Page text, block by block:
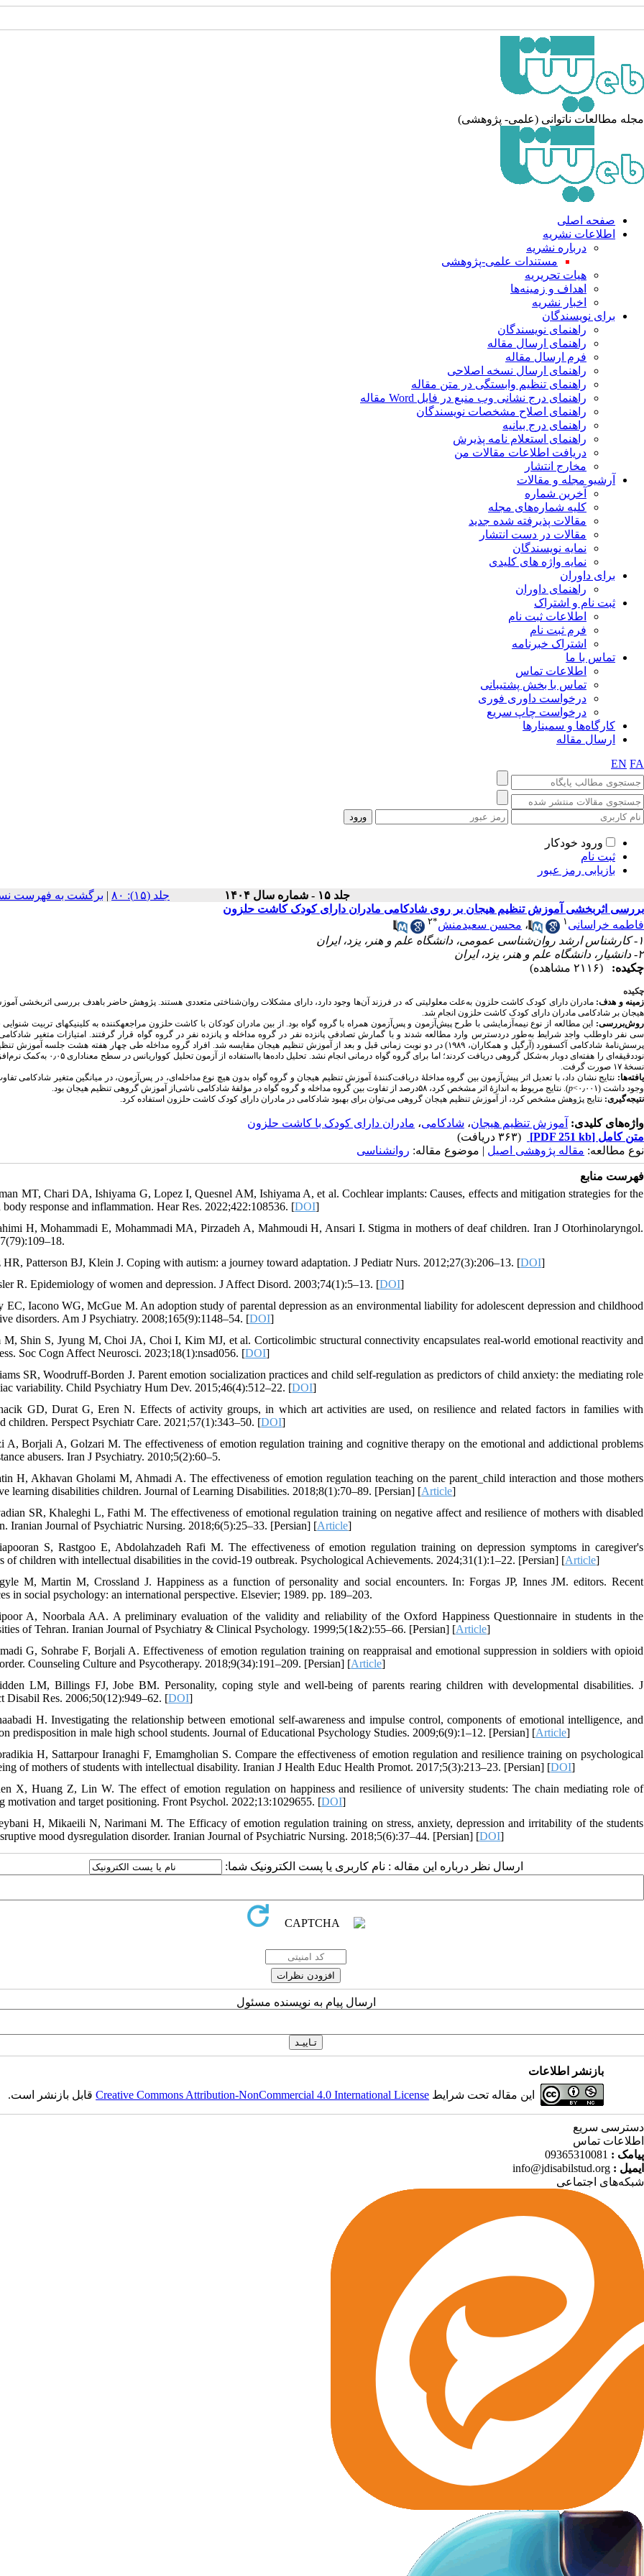
مجله مطالعات ناتوانی (علمی- پژوهشی)
صفحه اصلی
اطلاعات نشریه
درباره نشریه
مستندات علمی-پژوهشی
هیات تحریریه
اهداف و زمینه‌ها
اخبار نشریه
برای نویسندگان
راهنمای نویسندگان
راهنمای ارسال مقاله
فرم ارسال مقاله
راهنمای ارسال نسخه اصلاحی
راهنمای تنظیم وابستگی در متن مقاله
راهنمای درج نشانی وب منبع در فایل Word مقاله
راهنمای اصلاح مشخصات نویسندگان
راهنمای درج بیانیه
راهنمای استعلام نامه پذیرش
دریافت اطلاعات مقالات من
مخارج انتشار
آرشیو مجله و مقالات
آخرین شماره
کلیه شماره‌های مجله
مقالات پذیرفته شده جدید
مقالات در دست انتشار
نمایه نویسندگان
نمایه واژه های کلیدی
برای داوران
راهنمای داوران
ثبت نام و اشتراک
اطلاعات ثبت نام
فرم ثبت نام
اشتراک خبرنامه
تماس با ما
اطلاعات تماس
تماس با بخش پشتیبانی
درخواست داوری فوری
درخواست چاپ سریع
کارگاه‌ها و سمینارها
ارسال مقاله
EN FA
ورود خودکار
ثبت نام
بازیابی رمز عبور
جلد ۱۵ - شماره سال ۱۴۰۴ ‫جلد (۱۵): ۸۰ | برگشت به فهرست
بررسی اثربخشی آموزش تنظیم هیجان بر روی شادکامی مادران دارای کودک کاشت حلزون
فاطمه خراسانی ۱ ، محسن سعیدمنش*۲
۱- کارشناس ارشد روان‌شناسی عمومی، دانشگاه علم و هنر، یزد، ایران
۲- دانشیار، دانشگاه علم و هنر، یزد، ایران
چکیده:
(۲۱۱۶ مشاهده)
چکیده
زمینه و هدف: مادران دارای کودک کاشت حلزون به‌علت معلولیتی که در فرزند آن‌ها وجود دارد، دارای مشکلات روان‌شناختی متعددی هستند. پژوهش حاضر باهدف بررسی اثربخشی
هیجان بر شادکامی مادران دارای کودک کاشت حلزون انجام شد.
روش‌بررسی: این مطالعه از نوع نیمه‌آزمایشی با طرح پیش‌آزمون و پس‌آزمون همراه با گروه گواه بود. از بین مادران کودکان با کاشت حلزون مراجعه‏کننده به کلینیک‏های تربیت
سی نفر داوطلب واجد شرایط به‌طور دردسترس وارد مطالعه شدند و با گمارش تصادفی پانزده نفر در گروه مداخله و پانزده نفر در گروه گواه قرار گرفتند. امتیازات متغیر
پرسش‌نامهٔ شادکامی آکسفورد (آرگیل و همکاران، ۱۹۸۹) در دو نوبت زمانی قبل و بعد از آموزش تنظیم هیجان مقایسه شد.
افراد گروه مداخله طی چهار هفته هشت جلسه آموزش
نوددقیقه‌ای را هفته‌ای دوبار به‌شکل گروهی دریافت کردند؛ اما برای گروه گواه درمانی انجام نشد.
تحلیل داده‌ها بااستفاده از آزمون تحلیل کوواریانس در سطح معناداری ۰٫۰۵ به‌کمک
نسخۀ ۱۷ صورت گرفت.
یافته‌ها: نتایج نشان داد، با تعدیل اثر پیش‌آزمون بین گروه مداخلهٔ دریافت‌کنندهٔ آموزش تنظیم هیجان و گروه گواه بدون هیچ نوع مداخله‌ای، در پس‌آزمون، در میانگین متغیر شادکامی
وجود داشت (۰٫۰۰۱>
p). نتایج مربوط به اندازهٔ اثر مشخص کرد، ۵۸درصد از تفاوت بین گروه مداخله و گروه گواه در مؤلفهٔ شادکامی ناشی‌از آموزش گروهی تنظیم هیجان بود.
نتیجه‌گیری: نتایج پژوهش مشخص کرد، از آموزش تنظیم هیجان گروهی می‌توان برای بهبود شادکامی در مادران دارای کودک کاشت حلزون استفاده کرد.
واژه‌های کلیدی: آموزش تنظیم هیجان، شادکامی، مادران دارای کودک با کاشت حلزون
متن کامل [PDF 251 kb]
(۳۶۳ دریافت)
نوع مطالعه: مقاله پژوهشی اصیل | موضوع مقاله: روانشناسی
فهرست منابع
MT, Chari DA, Ishiyama G, Lopez I, Quesnel AM, Ishiyama A, et al. Cochlear implants: Causes, effects and mitigation strategies for the
body response and inflammation. Hear Res. 2022;422:108536. [DOI]
H, Mohammadi E, Mohammadi MA, Pirzadeh A, Mahmoudi H, Ansari I. Stigma in mothers of deaf children. Iran J Otorhinolaryngol.
Patterson BJ, Klein J. Coping with autism: a journey toward adaptation. J Pediatr Nurs. 2012;27(3):206–13. [DOI]
R. Epidemiology of women and depression. J Affect Disord. 2003;74(1):5–13. [DOI]
EC, Iacono WG, McGue M. An adoption study of parental depression as an environmental liability for adolescent depression and childhood
disorders. Am J Psychiatry. 2008;165(9):1148–54. [DOI]
Shin S, Jyung M, Choi JA, Choi I, Kim MJ, et al. Corticolimbic structural connectivity encapsulates real-world emotional reactivity and
Soc Cogn Affect Neurosci. 2023;18(1):nsad056. [DOI]
SR, Woodruff-Borden J. Parent emotion socialization practices and child self-regulation as predictors of child anxiety: the mediating role
variability. Child Psychiatry Hum Dev. 2015;46(4):512–22. [DOI]
GD, Durat G, Eren N. Effects of activity groups, in which art activities are used, on resilience and related factors in families with
children. Perspect Psychiatr Care. 2021;57(1):343–50. [DOI]
A, Borjali A, Golzari M. The effectiveness of emotion regulation training and cognitive therapy on the emotional and addictional problems
abusers. Iran J Psychiatry. 2010;5(2):60–5.
H, Akhavan Gholami M, Ahmadi A. The effectiveness of emotion regulation teaching on the parent_child interaction and those mothers
learning disabilities children. Journal of Learning Disabilities. 2018;8(1):70–89. [Persian] [Article]
SR, Khaleghi L, Fathi M. The effectiveness of emotional regulation training on negative affect and resilience of mothers with disabled
Iranian Journal of Psychiatric Nursing. 2018;6(5):25–33. [Persian] [Article]
S, Rastgoo E, Abdolahzadeh Rafi M. The effectiveness of emotion regulation training on depression symptoms in caregiver's
of children with intellectual disabilities in the covid-19 outbreak. Psychological Achievements. 2024;31(1):1–22. [Persian] [Article]
M, Martin M, Crossland J. Happiness as a function of personality and social encounters. In: Forgas JP, Innes JM. editors. Recent
in social psychology: an international perspective. Elsevier; 1989. pp. 189–203.
A, Noorbala AA. A preliminary evaluation of the validity and reliability of the Oxford Happiness Questionnaire in students in the
of Tehran. Iranian Journal of Psychiatry & Clinical Psychology. 1999;5(1&2):55–66. [Persian] [Article]
G, Sohrabe F, Borjali A. Effectiveness of emotion regulation training on reappraisal and emotional suppression in soldiers with opioid
Counseling Culture and Psycotherapy. 2018;9(34):191–209. [Persian] [Article]
LM, Billings FJ, Jobe BM. Personality, coping style and well‐being of parents rearing children with developmental disabilities. J
Disabil Res. 2006;50(12):949–62. [DOI]
H. Investigating the relationship between emotional self-awareness and impulse control, components of emotional intelligence, and
predisposition in male high school students. Journal of Educational Psychology Studies. 2009;6(9):1–12. [Persian] [Article]
H, Sattarpour Iranaghi F, Emamgholian S. Compare the effectiveness of emotion regulation and resilience training on psychological
of mothers of students with intellectual disability. Iranian J Health Educ Health Promot. 2017;5(3):213–23. [Persian] [DOI]
X, Huang Z, Lin W. The effect of emotion regulation on happiness and resilience of university students: The chain mediating role of
motivation and target positioning. Front Psychol. 2022;13:1029655. [DOI]
H, Mikaeili N, Narimani M. The Efficacy of emotion regulation training on stress, anxiety, depression and irritability of the students
mood dysregulation disorder. Iranian Journal of Psychiatric Nursing. 2018;5(6):37–44. [Persian] [DOI]
ارسال نظر درباره این مقاله : نام کاربری یا پست الکترونیک شما:
ارسال پیام به نویسنده مسئول
بازنشر اطلاعات
این مقاله تحت شرایط Creative Commons Attribution-NonCommercial 4.0 International Licenseقابل بازنشر است.
دسترسی سریع
اطلاعات تماس
پیامک : 09365310081
ایمیل : info@jdisabilstud.org
شبکه‌های اجتماعی